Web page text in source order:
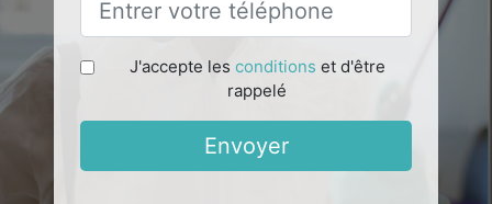
J'accepte les conditions et d'être
rappelé
Envoyer